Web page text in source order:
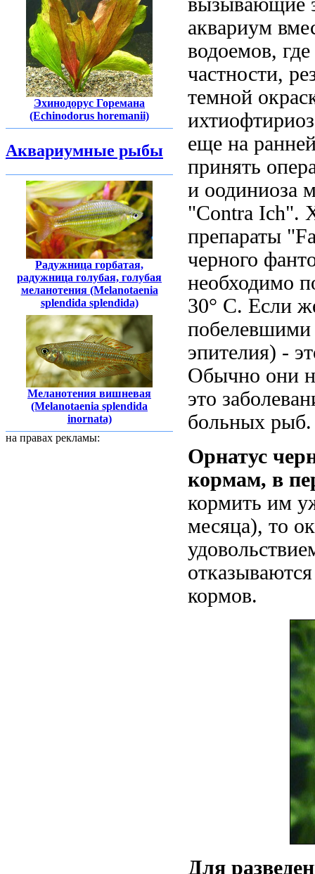
Эхинодорус Горемана
(Echinodorus horemanii)
Аквариумные рыбы
Радужница горбатая,
радужница голубая, голубая
меланотения (Melanotaenia
splendida splendida)
Меланотения вишневая
(Melanotaenia splendida
inornata)
на правах рекламы:
вызывающие
аквариум
водоемов,
частности,
темной
еще на
принять
и оодиниоза
"Contra Ich".
препараты
черного
необходимо
30° С. Если
побелевшими
эпителия) -
Обычно они
это
больных рыб.
Орнатус
кормам, в
кормить им
месяца), то
кормов.
Для